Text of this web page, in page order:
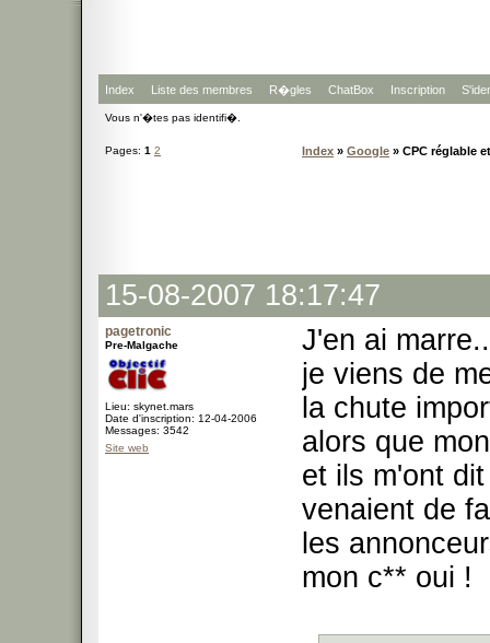
Index Liste des membres R�gles ChatBox Inscription
Vous n'�tes pas identifi�.
Pages: 1 2 Index » Google » CPC réglable
15-08-2007 18:17:47
pagetronic
Pre-Malgache
Lieu: skynet.mars
Date d'inscription: 12-04-2006
Messages: 3542
Site web
J'en ai marre..
je viens de
la chute
alors que
et ils m'ont
venaient de
les
mon c** oui !